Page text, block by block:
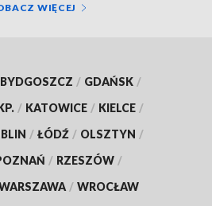
WIĘCEJ
BYDGOSZCZ / GDAŃSK /
/ KATOWICE / KIELCE /
/ ŁÓDŹ / OLSZTYN /
/ RZESZÓW /
/ WROCŁAW